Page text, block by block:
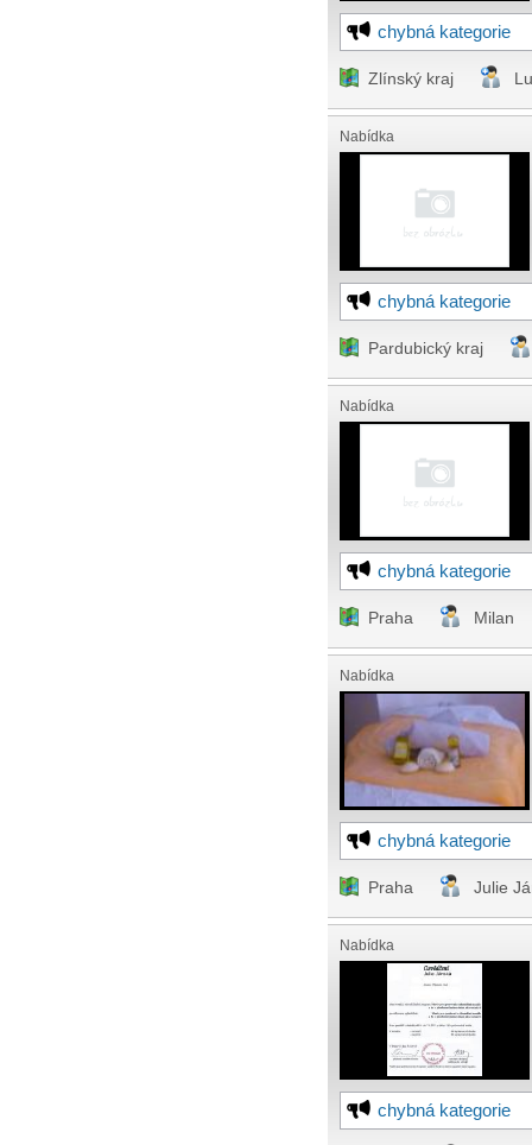
chybná kategorie
Zlínský kraj
Nabídka
chybná kategorie
Pardubický kraj
Nabídka
chybná kategorie
Praha Milan
Nabídka
chybná kategorie
Praha Julie
Nabídka
chybná kategorie